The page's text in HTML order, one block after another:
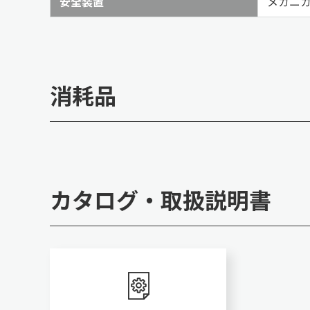
消耗品
カタログ・取扱説明書